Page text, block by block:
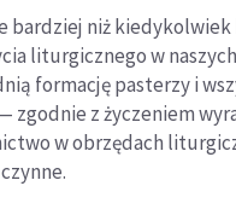
bardziej niż kiedykolwiek
liturgicznego w
formację pasterzy i
zgodnie z życzeniem
w obrzędach